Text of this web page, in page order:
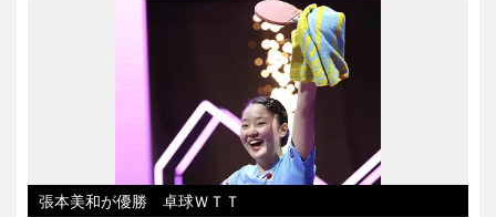
張本美和が優勝 卓球ＷＴＴ